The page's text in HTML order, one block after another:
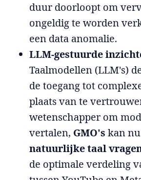
duur doorloopt om
ongeldig te worden
een data anomalie.
LLM-gestuurde
Taalmodellen (LLM's)
de toegang tot
plaats van te
wetenschapper om
vertalen, GMO's kan
natuurlijke taal
de optimale verdeling